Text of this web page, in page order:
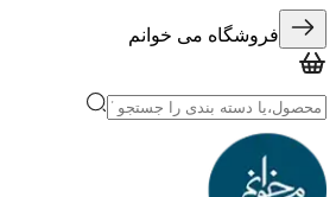
فروشگاه می خوانم